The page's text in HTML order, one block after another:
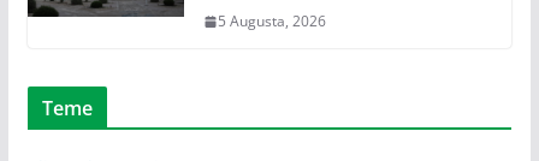
5 Augusta, 2026
Teme